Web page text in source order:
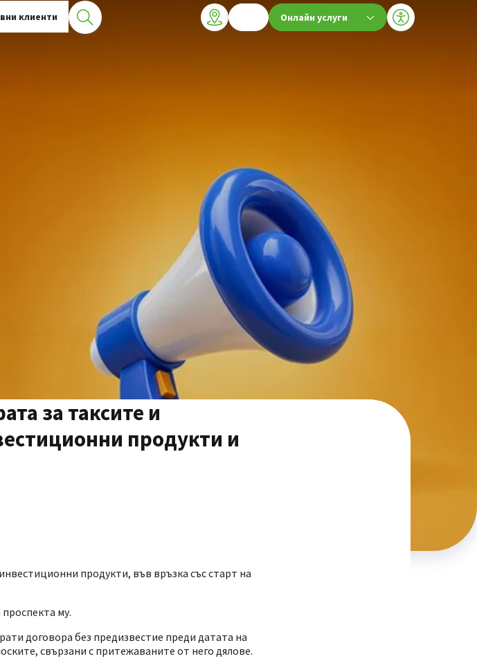
клиенти Онлайн услуги
за таксите и
продукти и
продукти, във връзка със старт на
му.
договора без предизвестие преди датата на
свързани с притежаваните от него дялове.